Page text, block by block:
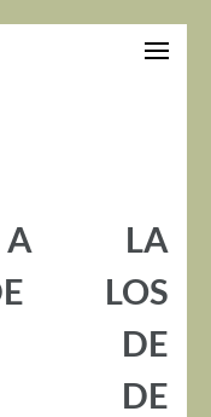
A LA
LOS
DE
DE